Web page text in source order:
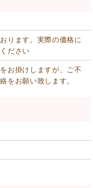
ります。実際の価格に
ださい
お掛けしますが、ご不
をお願い致します。